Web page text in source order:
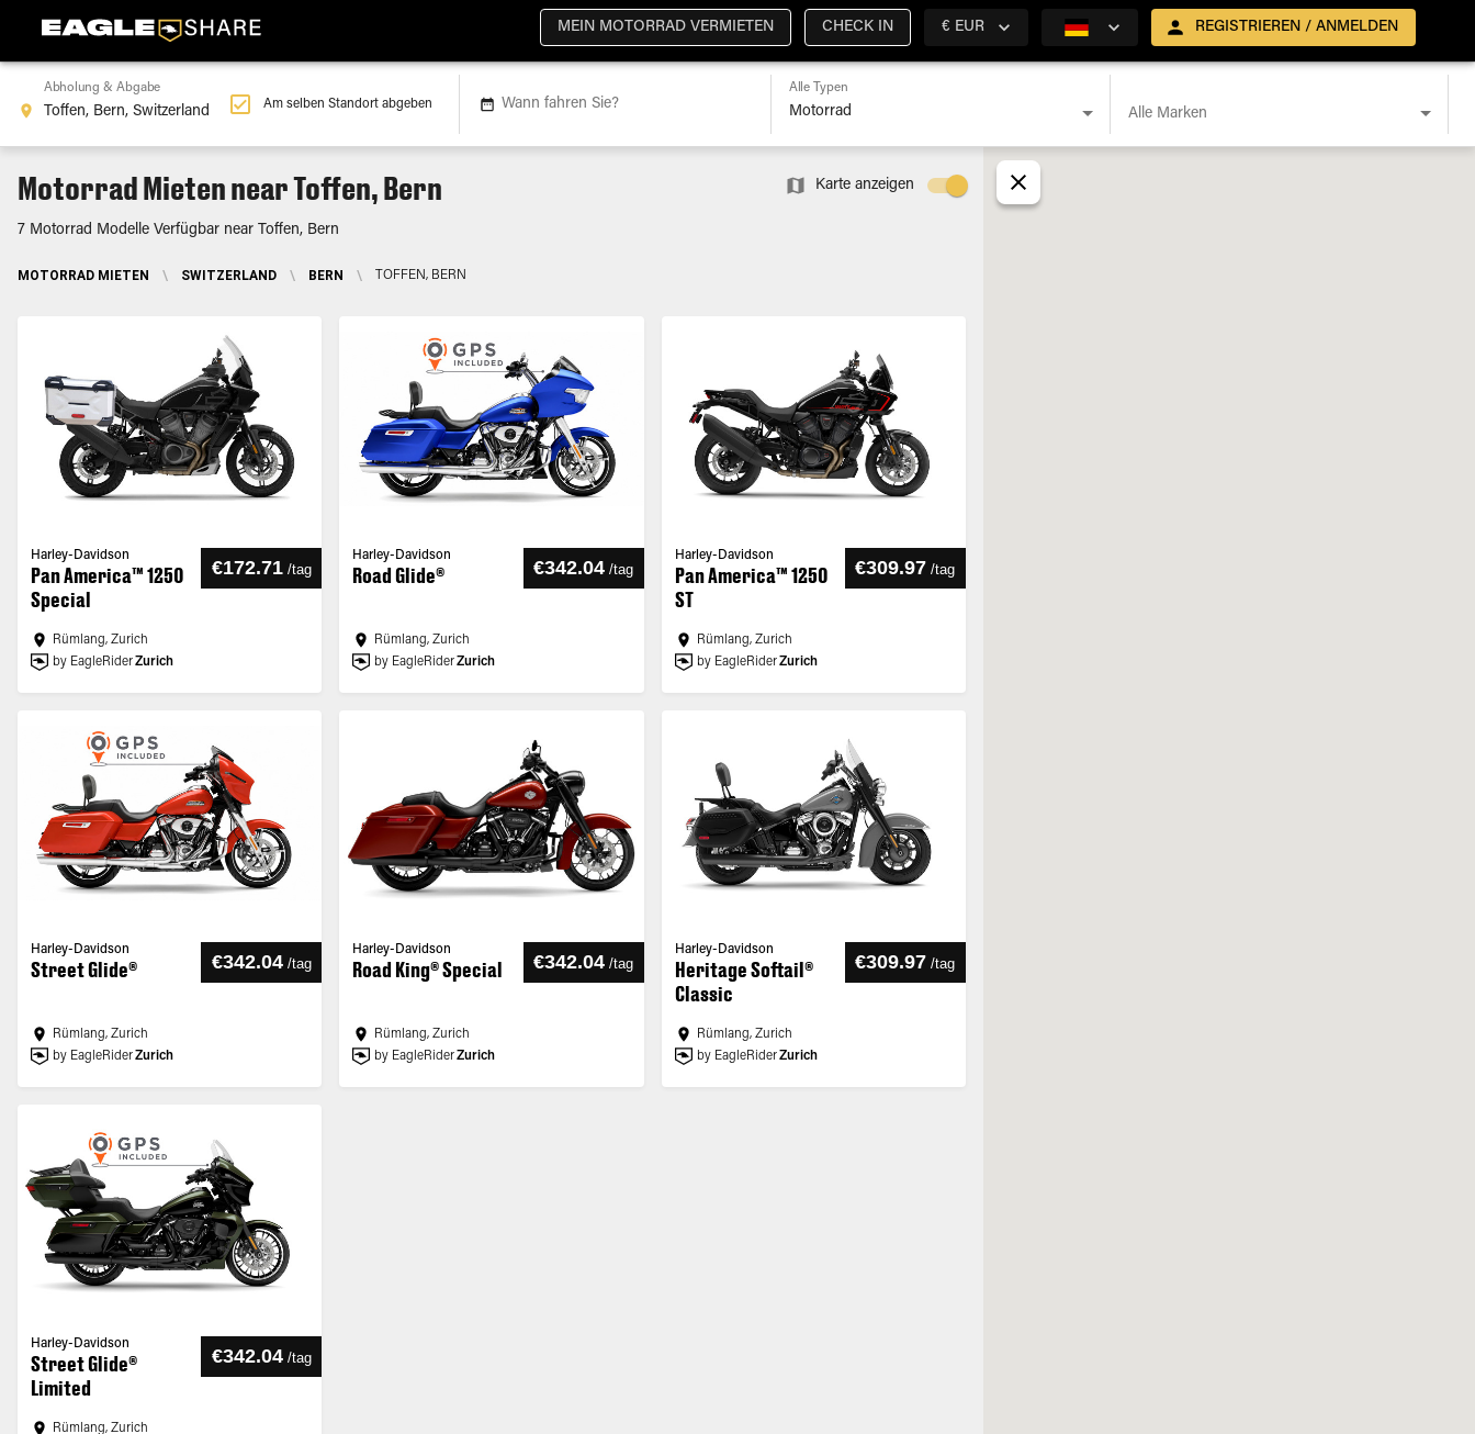
MEIN MOTORRAD VERMIETEN CHECK IN € EUR REGISTRIEREN / ANMELDEN
Abholung & Abgabe
Am selben Standort abgeben Wann fahren Sie?
Alle Typen
Alle Marken
Motorrad Mieten near Toffen, Bern
7 Motorrad Modelle Verfügbar near Toffen, Bern
MOTORRAD MIETEN \ SWITZERLAND \ BERN \ TOFFEN, BERN
Karte anzeigen
Harley-Davidson
Pan America™ 1250
Special
€172.71 /tag
Rümlang, Zurich
by EagleRiderZurich
Harley-Davidson
Road Glide® €342.04 /tag
Rümlang, Zurich
by EagleRiderZurich
Harley-Davidson
Pan America™ 1250
ST
€309.97 /tag
Rümlang, Zurich
by EagleRiderZurich
Harley-Davidson
Street Glide® €342.04 /tag
Rümlang, Zurich
by EagleRiderZurich
Harley-Davidson
Road King® Special €342.04 /tag
Rümlang, Zurich
by EagleRiderZurich
Harley-Davidson
Heritage Softail®
Classic
€309.97 /tag
Rümlang, Zurich
by EagleRiderZurich
Harley-Davidson
Street Glide®
Limited
€342.04 /tag
Rümlang, Zurich